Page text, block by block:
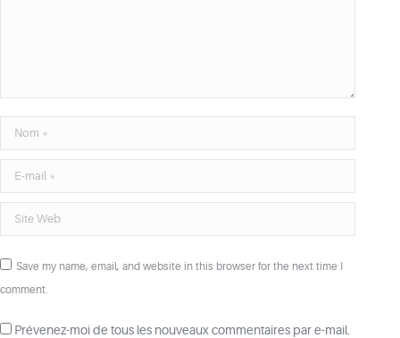
Nom *
E-mail *
Site Web
Save my name, email, and website in this browser for the next time I
comment.
Prévenez-moi de tous les nouveaux commentaires par e-mail.